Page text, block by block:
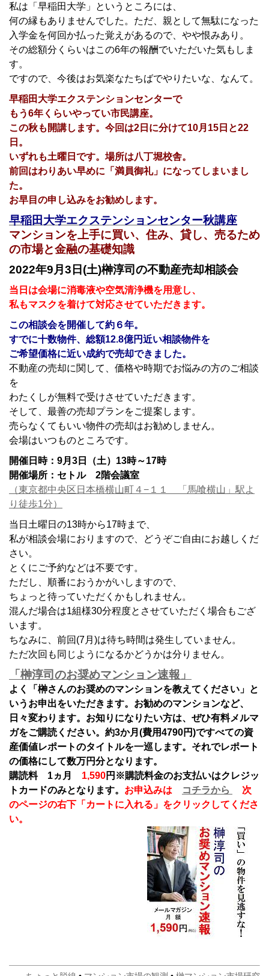
私は「早稲田大学」というところには、
何の縁もありませんでした。ただ、親として無駄になった
入学金を何回か払った覚えがあるので、やや恨みあり。
その総額分くらいはこの6年の報酬でいただいた気もしま
す。
ですので、今後はお気楽なたちばでやりたいな、なんて。
早稲田大学エクステンションセンターで
もう6年くらいやってい市民講座。
この秋も開講します。今回は2日に分けて10月15日と22
日。
いずれも土曜日です。場所は八丁堀校舎。
前回はわりあい早めに「満員御礼」になってしまいまし
た。
お早目の申し込みをお勧めします。
早稲田大学エクステンションセンター秋講座
マンションを上手に買い、住み、貸し、売るため
の市場と金融の基礎知識
2022年9月3日(土)榊淳司の不動産売却相談会
当日は会場に消毒液や空気清浄機を用意し、
私もマスクを着けて対応させていただきます。
この相談会を開催して約６年。
すでに十数物件、総額12.8億円近い相談物件を
ご希望価格に近い成約で売却できました。
不動産の売却に関して、価格や時期でお悩みの方のご相談
を
わたくしが無料で受けさせていただきます。
そして、最善の売却プランをご提案します。
売らなくてもいい物件の売却はお勧めしません。
会場はいつものところです。
開催日時：9月3日（土）13時～17時
開催場所：セトル 2階会議室
（東京都中央区日本橋横山町４−１１ 「馬喰横山」駅よ
り徒歩1分）
当日土曜日の13時から17時まで、
私が相談会場におりますので、どうぞご自由にお越しくだ
さい。
とくにご予約などは不要です。
ただし、順番におうかがいしますので、
ちょっと待っていただくかもしれません。
混んだ場合は1組様30分程度とさせていただく場合もござ
います。
ちなみに、前回(7月)は待ち時間は発生していません。
ただ次回も同じようになるかどうかは分りません。
「榊淳司のお奨めマンション速報」
よく「榊さんのお奨めのマンションを教えてください」と
いうお申出をいただきます。お勧めのマンションなど、
日々変わります。お知りになりたい方は、ぜひ有料メルマ
ガをご購読ください。約3か月(費用4790円)ですべての資
産価値レポートのタイトルを一巡します。それでレポート
の価格にして数万円分となります。
購読料 1ヵ月 1,590円 ※購読料金のお支払いはクレジッ
トカードのみとなります。 お申込みは コチラから
次
のページの右下「カートに入れる」をクリックしてくださ
い。